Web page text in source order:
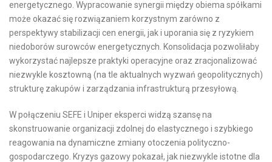
energetycznego. Wypracowanie synergii między obiema spółkami
może okazać się rozwiązaniem korzystnym zarówno z
perspektywy stabilizacji cen energii, jak i uporania się z ryzykiem
niedoborów surowców energetycznych. Konsolidacja pozwoliłaby
wykorzystać najlepsze praktyki operacyjne oraz zracjonalizować
niezwykle kosztowną (na tle aktualnych wyzwań geopolitycznych)
strukturę zakupów i zarządzania infrastrukturą przesyłową.
W połączeniu SEFE i Uniper eksperci widzą szansę na
skonstruowanie organizacji zdolnej do elastycznego i szybkiego
reagowania na dynamiczne zmiany otoczenia polityczno-
gospodarczego. Kryzys gazowy pokazał, jak niezwykle istotne dla